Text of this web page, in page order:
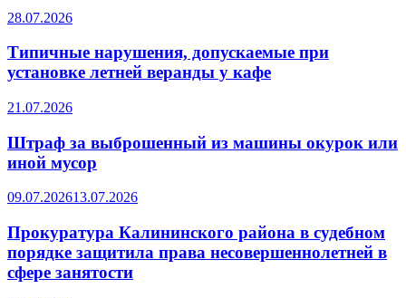
28.07.2026
Типичные нарушения, допускаемые при
установке летней веранды у кафе
21.07.2026
Штраф за выброшенный из машины окурок или
иной мусор
09.07.202613.07.2026
Прокуратура Калининского района в судебном
порядке защитила права несовершеннолетней в
сфере занятости